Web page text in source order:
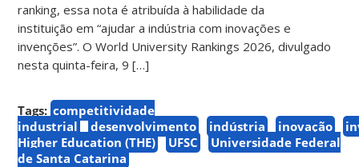
ranking, essa nota é atribuída à habilidade da
instituição em “ajudar a indústria com inovações e
invenções”. O World University Rankings 2026, divulgado
nesta quinta-feira, 9 […]
Tags: competitividade
industrial
desenvolvimento indústria inovação
Higher Education (THE)
UFSC
Universidade Federal
de Santa Catarina